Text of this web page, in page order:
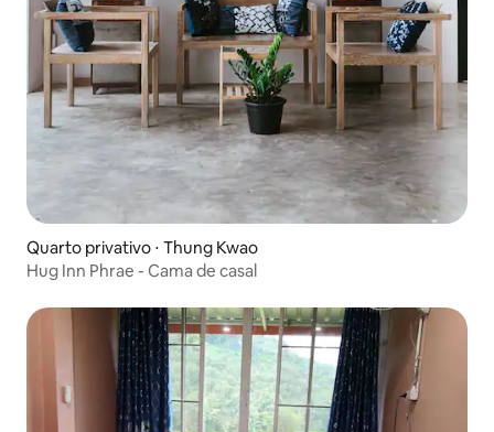
Quarto privativo ⋅ Thung Kwao
Hug Inn Phrae - Cama de casal